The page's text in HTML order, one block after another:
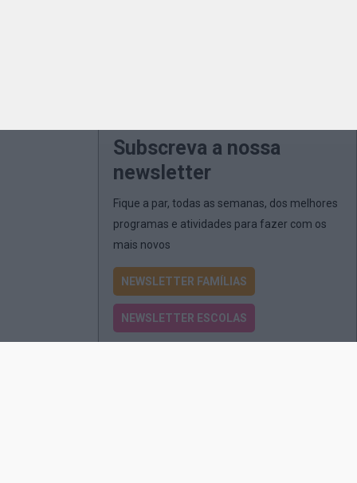
Subscreva a nossa
newsletter
Fique a par, todas as semanas, dos melhores
programas e atividades para fazer com os
mais novos
NEWSLETTER FAMÍLIAS
NEWSLETTER ESCOLAS